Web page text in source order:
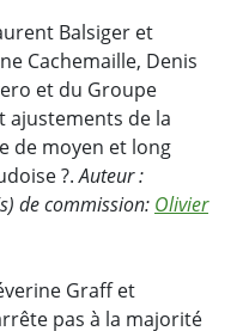
Balsiger et
Cachemaille, Denis
et du Groupe
ajustements de la
de moyen et long
?.Auteur :
de commission: Olivier
Graff et
pas à la majorité